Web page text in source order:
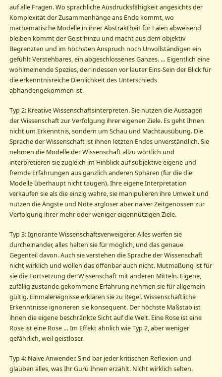
auf alle Fragen. Wo sprachliche Ausdrucksfähigkeit angesichts der
Komplexität der Zusammenhänge ans Ende kommt, wo
mathematische Modelle in ihrer Abstraktheit für Laien abweisend
bleiben kommt der Geist hinzu und macht aus dem objektiv
Begrenzten und im höchsten Anspruch noch Unvollständigen ein
gefühlt Verstehbares, ein abgeschlossenes Ganzes. … Eigentlich eine
wohlmeinende Spezies, der indessen vor lauter Eins-Sein der Blick für
die erkenntnisreiche Dienlichkeit des Unterschieds
abhandengekommen ist.
Typ 2: Kreative Wissenschaftsinterpreten. Sie nutzen die Aussagen
der Wissenschaft zur Verfolgung ihrer eigenen Ziele. Es geht Ihnen
nicht um Erkenntnis, sondern um Schau und Machtausübung. Die
Sprache der Wissenschaft ist ihnen letzten Endes unverständlich. Sie
nehmen die Modelle der Wissenschaft allzu wörtlich und
interpretieren sie zugleich im Hinblick auf subjektive eigene und
fremde Erfahrungen aus gänzlich anderen Sphären (für die die
Modelle überhaupt nicht taugen). Ihre eigene Interpretation
verkaufen sie als die einzig wahre, sie manipulieren ihre Umwelt und
nutzen die Ängste und Nöte argloser aber naiver Zeitgenossen zur
Verfolgung ihrer mehr oder weniger eigennützigen Ziele.
Typ 3: Ignorante Wissenschaftsverweigerer. Alles werfen sie
durcheinander, alles halten sie für möglich, und das genaue
Gegenteil davon. Auch sie verstehen die Sprache der Wissenschaft
nicht wirklich und wollen das offenbar auch nicht. Mutmaßung ist für
sie die Fortsetzung der Wissenschaft mit anderen Mitteln. Eigene,
zufällig zustande gekommene Erfahrung nehmen sie für allgemein
gültig. Einmalereignisse erklären sie zu Regel. Wissenschaftliche
Erkenntnisse ignorieren sie konsequent. Der höchste Maßstab ist
ihnen die eigene beschränkte Sicht auf die Welt. Eine Rose ist eine
Rose ist eine Rose … Im Effekt ähnlich wie Typ 2, aber weniger
gefährlich, weil geistloser.
Typ 4: Naive Anwender. Sind bar jeder kritischen Reflexion und
glauben alles, was Ihr Guru Ihnen erzählt. Nicht wirklich selten.